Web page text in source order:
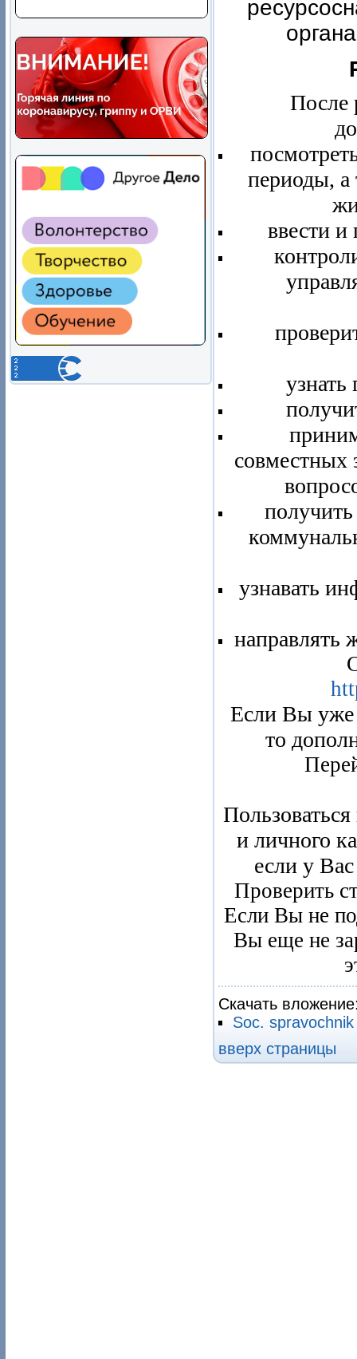
После
периоды, а
ввести и
узнать
совместных
узнавать
направлять
Если Вы уже
то
и личного
если у
Проверить
Если Вы не
Вы еще не
Скачать
Soc.
вверх страницы